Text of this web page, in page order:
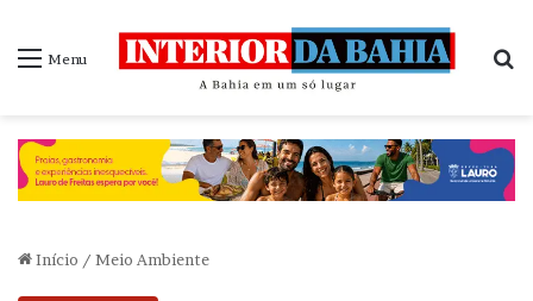
Menu
Início / Meio Ambiente